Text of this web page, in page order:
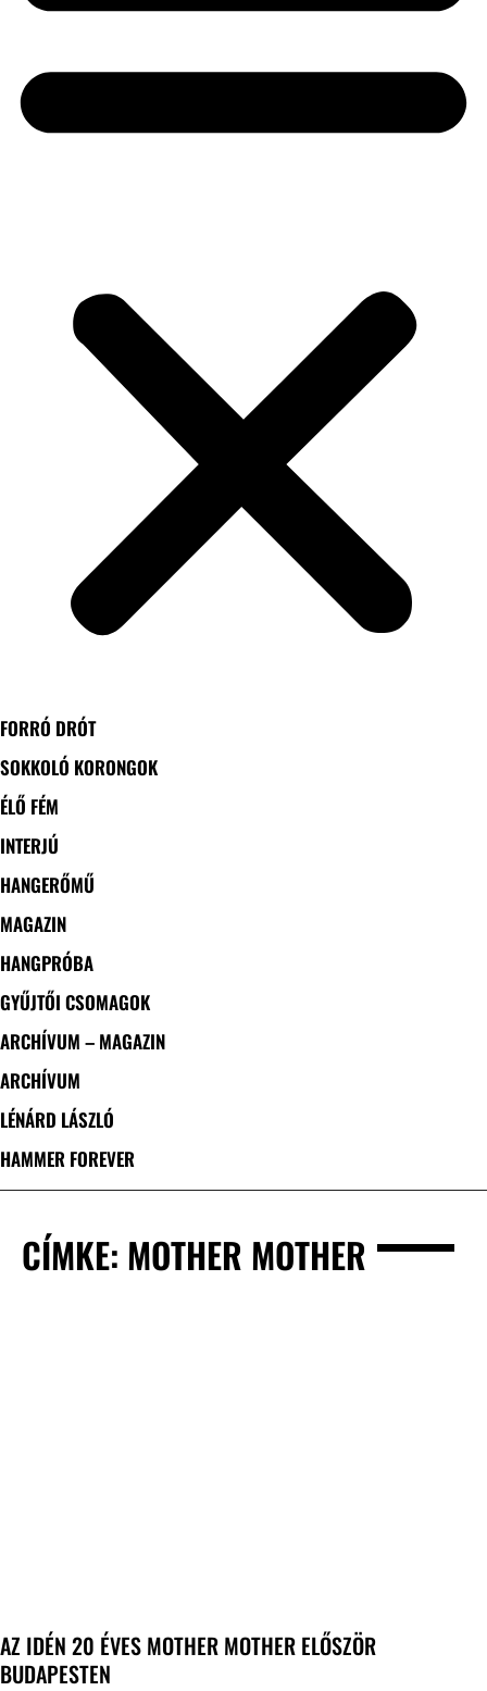
FORRÓ DRÓT
SOKKOLÓ KORONGOK
ÉLŐ FÉM
INTERJÚ
HANGERŐMŰ
MAGAZIN
HANGPRÓBA
GYŰJTŐI CSOMAGOK
ARCHÍVUM – MAGAZIN
ARCHÍVUM
LÉNÁRD LÁSZLÓ
HAMMER FOREVER
CÍMKE: MOTHER MOTHER
AZ IDÉN 20 ÉVES MOTHER MOTHER ELŐSZÖR
BUDAPESTEN